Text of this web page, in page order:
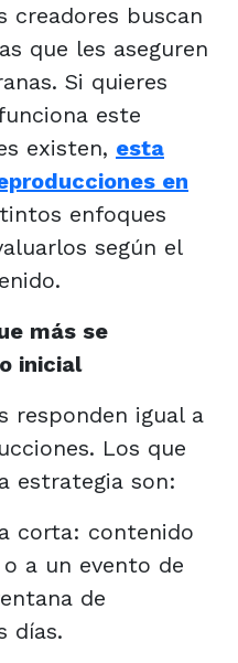
creadores buscan
que les aseguren
Si quieres
este
existen, esta
en
enfoques
según el
más se
inicial
responden igual a
Los que
estrategia son:
corta: contenido
a un evento de
de
días.